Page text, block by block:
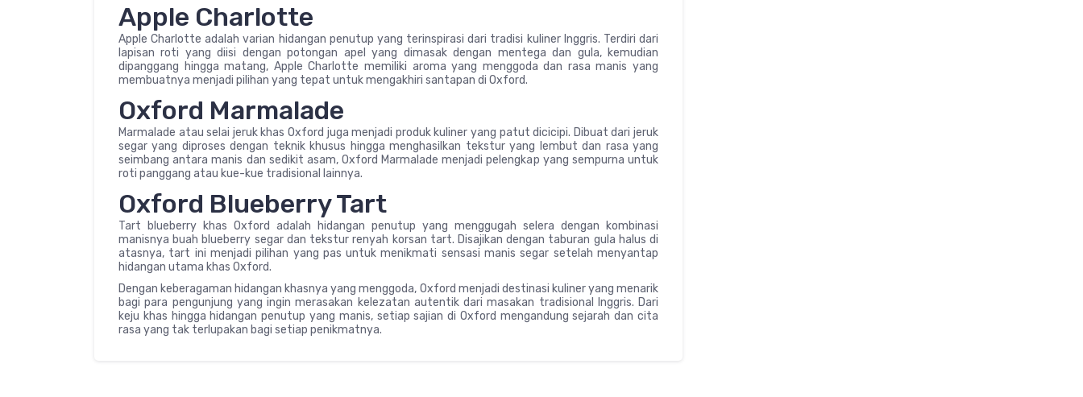
Apple Charlotte
Apple Charlotte adalah varian hidangan penutup yang terinspirasi dari tradisi kuliner Inggris. Terdiri dari
lapisan roti yang diisi dengan potongan apel yang dimasak dengan mentega dan gula, kemudian
dipanggang hingga matang, Apple Charlotte memiliki aroma yang menggoda dan rasa manis yang
membuatnya menjadi pilihan yang tepat untuk mengakhiri santapan di Oxford.
Oxford Marmalade
Marmalade atau selai jeruk khas Oxford juga menjadi produk kuliner yang patut dicicipi. Dibuat dari jeruk
segar yang diproses dengan teknik khusus hingga menghasilkan tekstur yang lembut dan rasa yang
seimbang antara manis dan sedikit asam, Oxford Marmalade menjadi pelengkap yang sempurna untuk
roti panggang atau kue-kue tradisional lainnya.
Oxford Blueberry Tart
Tart blueberry khas Oxford adalah hidangan penutup yang menggugah selera dengan kombinasi
manisnya buah blueberry segar dan tekstur renyah korsan tart. Disajikan dengan taburan gula halus di
atasnya, tart ini menjadi pilihan yang pas untuk menikmati sensasi manis segar setelah menyantap
hidangan utama khas Oxford.
Dengan keberagaman hidangan khasnya yang menggoda, Oxford menjadi destinasi kuliner yang menarik
bagi para pengunjung yang ingin merasakan kelezatan autentik dari masakan tradisional Inggris. Dari
keju khas hingga hidangan penutup yang manis, setiap sajian di Oxford mengandung sejarah dan cita
rasa yang tak terlupakan bagi setiap penikmatnya.